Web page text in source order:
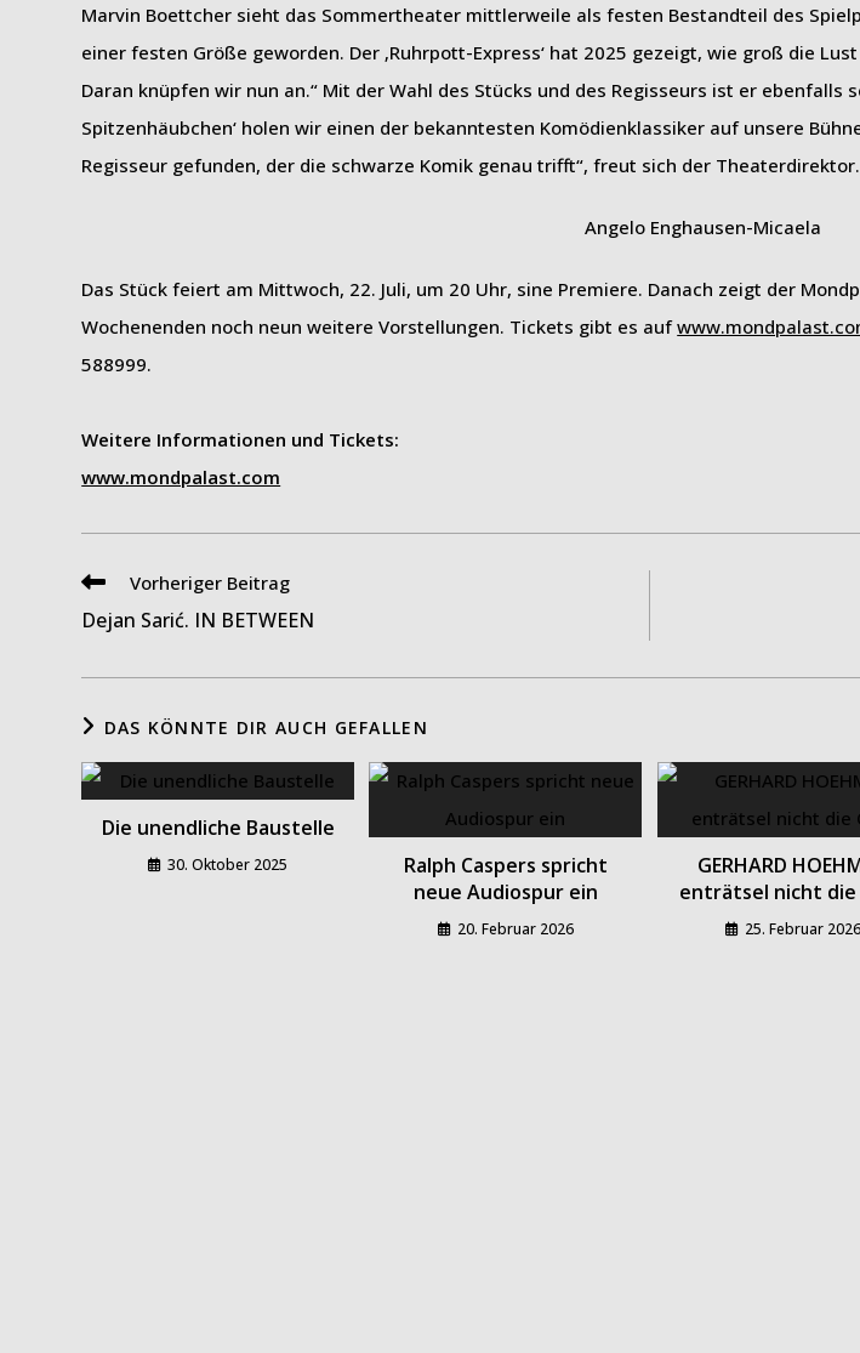
Marvin Boettcher sieht das Sommertheater mittlerweile als festen Bestandteil des
einer festen Größe geworden. Der ‚Ruhrpott-Express‘ hat 2025 gezeigt, wie groß die
Daran knüpfen wir nun an.“ Mit der Wahl des Stücks und des Regisseurs ist er ebenfalls
Spitzenhäubchen‘ holen wir einen der bekanntesten Komödienklassiker auf unsere
Regisseur gefunden, der die schwarze Komik genau trifft“, freut sich der Theaterdirektor.
Angelo Enghausen-Micaela
Das Stück feiert am Mittwoch, 22. Juli, um 20 Uhr, sine Premiere. Danach zeigt der
Wochenenden noch neun weitere Vorstellungen. Tickets gibt es auf
588999.
Weitere Informationen und Tickets:
www.mondpalast.com
Weitere
ansehen
Vorheriger Beitrag
Dejan Sarić. IN BETWEEN
DAS KÖNNTE DIR AUCH GEFALLEN
Die unendliche Baustelle
30. Oktober 2025
Ralph Caspers spricht
neue Audiospur ein
20. Februar 2026
GERHARD
enträtsel nicht
25. Februar 2026